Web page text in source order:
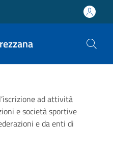
ad attività
e società sportive
e da enti di